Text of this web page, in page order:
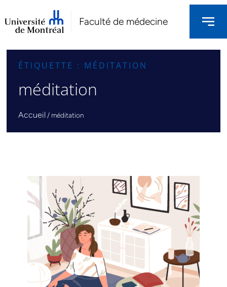
Faculté de médecine
ÉTIQUETTE : MÉDITATION
méditation
Accueil / méditation